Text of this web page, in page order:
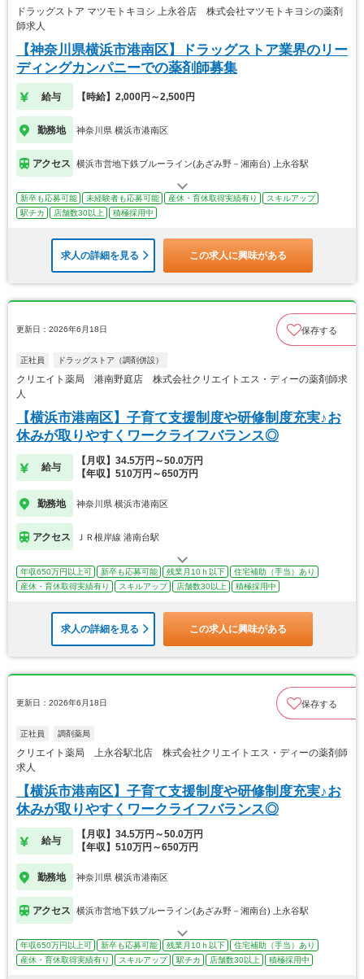
ドラッグストア マツモトキヨシ 上永谷店 株式会社マツモトキヨシの薬剤
師求人
【神奈川県横浜市港南区】ドラッグストア業界のリー
ディングカンパニーでの薬剤師募集
給与 【時給】2,000円～2,500円
勤務地 神奈川県 横浜市港南区
アクセス 横浜市営地下鉄ブルーライン(あざみ野－湘南台) 上永谷駅
新卒も応募可能 未経験者も応募可能 産休・育休取得実績有り
スキルアップ
駅チカ
店舗数30以上 積極採用中
求人の詳細を見る この求人に興味がある
更新日：2026年6月18日 保存する
正社員 ドラッグストア（調剤併設）
クリエイト薬局 港南野庭店 株式会社クリエイトエス・ディーの薬剤師求
人
【横浜市港南区】子育て支援制度や研修制度充実♪お
休みが取りやすくワークライフバランス◎
給与
【月収】34.5万円～50.0万円
【年収】510万円～650万円
勤務地 神奈川県 横浜市港南区
アクセス ＪＲ根岸線 港南台駅
年収650万円以上可 新卒も応募可能 残業月10ｈ以下
住宅補助（手当）あり
産休・育休取得実績有り
スキルアップ 店舗数30以上 積極採用中
求人の詳細を見る この求人に興味がある
更新日：2026年6月18日 保存する
正社員 調剤薬局
クリエイト薬局 上永谷駅北店 株式会社クリエイトエス・ディーの薬剤師
求人
【横浜市港南区】子育て支援制度や研修制度充実♪お
休みが取りやすくワークライフバランス◎
給与
【月収】34.5万円～50.0万円
【年収】510万円～650万円
勤務地 神奈川県 横浜市港南区
アクセス 横浜市営地下鉄ブルーライン(あざみ野－湘南台) 上永谷駅
年収650万円以上可 新卒も応募可能 残業月10ｈ以下
住宅補助（手当）あり
産休・育休取得実績有り
スキルアップ 駅チカ 店舗数30以上 積極採用中